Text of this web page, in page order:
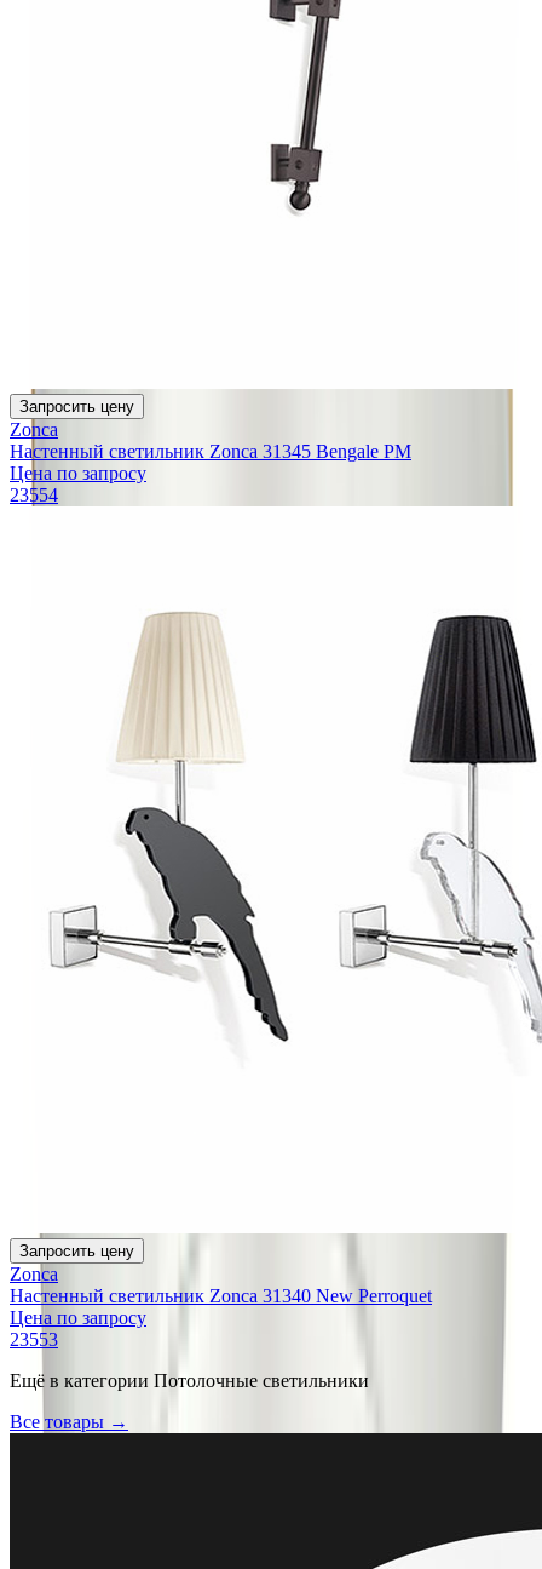
Запросить цену
Zonca
Настенный светильник Zonca 31345 Bengale PM
Цена по запросу
23554
Запросить цену
Zonca
Настенный светильник Zonca 31340 New Perroquet
Цена по запросу
23553
Ещё в категории Потолочные светильники
Все товары →